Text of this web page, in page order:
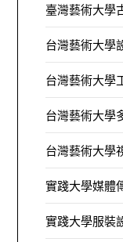
臺灣藝術大學
台灣藝術大學
台灣藝術大學
台灣藝術大學
台灣藝術大學
實踐大學媒體
實踐大學服裝